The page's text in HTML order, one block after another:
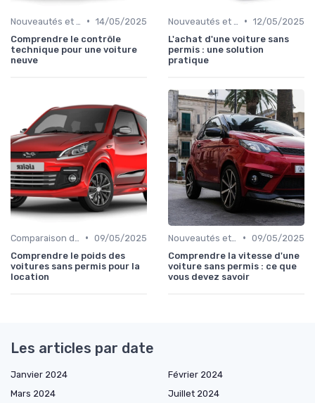
• 14/05/2025
Comprendre le contrôle
technique pour une voiture
neuve
• 12/05/2025
L'achat d'une voiture sans
permis : une solution
pratique
• 09/05/2025
Comprendre le poids des
voitures sans permis pour la
location
• 09/05/2025
Comprendre la vitesse d'une
voiture sans permis : ce que
vous devez savoir
Les articles par date
Janvier 2024
Février 2024
Mars 2024
Juillet 2024